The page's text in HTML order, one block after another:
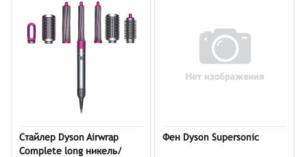
Стайлер Dyson Airwrap
Complete long никель/
Фен Dyson Supersonic